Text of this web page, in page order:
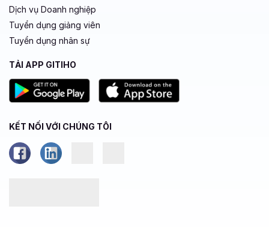
Dịch vụ Doanh nghiệp
Tuyển dụng giảng viên
Tuyển dụng nhân sự
TẢI APP GITIHO
KẾT NỐI VỚI CHÚNG TÔI